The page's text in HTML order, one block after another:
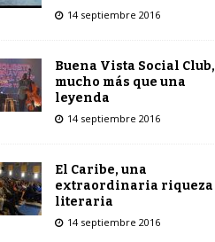
14 septiembre 2016
Buena Vista Social Club,
mucho más que una
leyenda
14 septiembre 2016
El Caribe, una
extraordinaria riqueza
literaria
14 septiembre 2016